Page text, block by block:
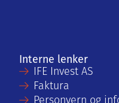
Interne lenker
IFE Invest AS
Faktura